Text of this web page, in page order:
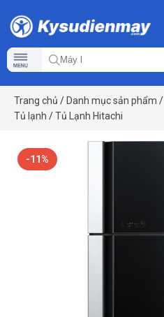
Trang chủ / Danh mục sản phẩm /
Tủ lạnh /Tủ Lạnh Hitachi
-11%